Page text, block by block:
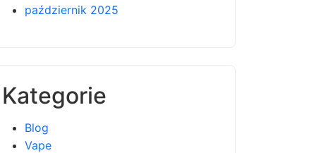
październik 2025
Kategorie
Blog
Vape